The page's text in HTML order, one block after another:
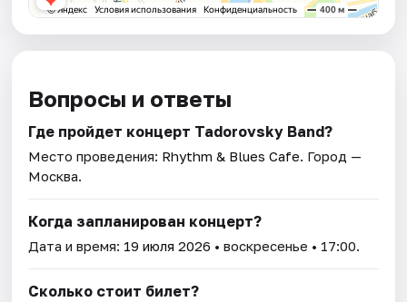
Вопросы и ответы
Где пройдет концерт Tadorovsky Band?
Место проведения: Rhythm & Blues Cafe. Город —
Москва.
Когда запланирован концерт?
Дата и время: 19 июля 2026 • воскресенье • 17:00.
Сколько стоит билет?